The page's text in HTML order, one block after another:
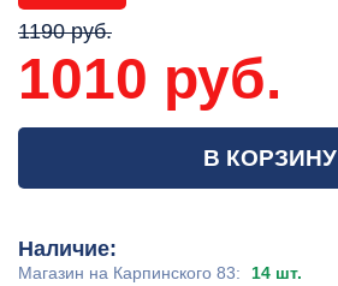
1190 руб.
1010 руб.
В КОРЗИНУ
Наличие:
Магазин на Карпинского 83:
14 шт.